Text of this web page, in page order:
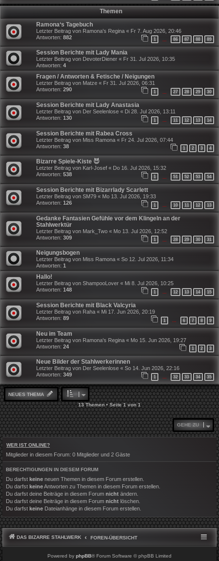
Themen
Ramona‘s Tagebuch
Letzter Beitrag von Ramona's Regina « Fr 7. Aug 2026, 20:46
Antworten: 882 1 86 87 88 89
Session Berichte mit Lady Mania
Letzter Beitrag von DevoterDiener « Fr 31. Jul 2026, 10:35
Antworten: 4
Fragen / Antworten & Fetische / Neigungen
Letzter Beitrag von Matze « Fr 31. Jul 2026, 06:31
Antworten: 290 1 27 28 29 30
Session Berichte mit Lady Anastasia
Letzter Beitrag von Der Seelenlose « Di 28. Jul 2026, 13:11
Antworten: 130 1 … 11 12 13 14
Session Berichte mit Rabea Cross
Letzter Beitrag von Miss Ramona « Fr 24. Jul 2026, 07:44
Antworten: 38 1 2 3 4
Bizarre Spiele-Kiste 😈
Letzter Beitrag von Karl-Josef « Do 16. Jul 2026, 15:32
Antworten: 538 1 51 52 53 54
Session Berichte mit Bizarrlady Scarlett
Letzter Beitrag von SM79 « Mo 13. Jul 2026, 19:33
Antworten: 126 1 … 10 11 12 13
Gedanke Fantasien Gefühle vor dem Klingeln an der
Stahlwerktür
Letzter Beitrag von Mark_Two « Mo 13. Jul 2026, 12:52
Antworten: 309 1 28 29 30 31
Neigungsbogen
Letzter Beitrag von Miss Ramona « So 12. Jul 2026, 11:34
Antworten: 1
Hallo!
Letzter Beitrag von ShampooLover « Mi 8. Jul 2026, 10:25
Antworten: 148 1 … 12 13 14 15
Session Berichte mit Black Valcyria
Letzter Beitrag von Raha « Mi 17. Jun 2026, 20:19
Antworten: 89 1 … 6 7 8 9
Neu im Team
Letzter Beitrag von Ramona's Regina « Mo 15. Jun 2026, 19:27
Antworten: 24 1 2 3
Neue Bilder der Stahlwerkerinnen
Letzter Beitrag von Der Seelenlose « So 14. Jun 2026, 22:16
Antworten: 349 1 … 32 33 34 35
NEUES THEMA
13 Themen • Seite1von1
GEHE ZU
WER IST ONLINE?
Mitglieder in diesem Forum: 0 Mitglieder und 2 Gäste
BERECHTIGUNGEN IN DIESEM FORUM
Du darfst keine neuen Themen in diesem Forum erstellen.
Du darfst keineAntworten zu Themen in diesem Forum erstellen.
Du darfst deine Beiträge in diesem Forum nicht ändern.
Du darfst deine Beiträge in diesem Forum nicht löschen.
Du darfst keine Dateianhänge in diesem Forum erstellen.
DAS BIZARRE STAHLWERK FOREN-ÜBERSICHT
Powered by phpBB® Forum Software © phpBB Limited